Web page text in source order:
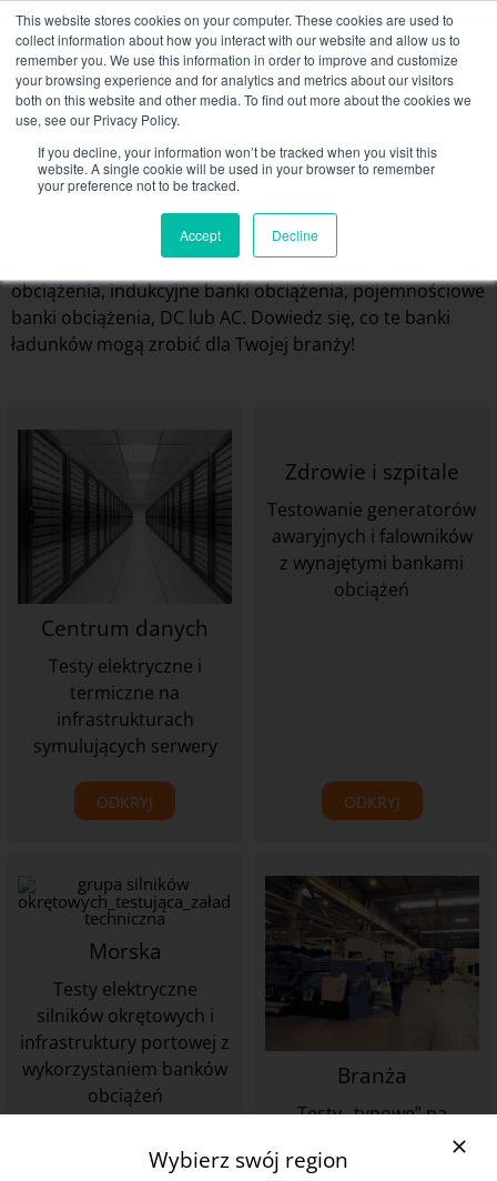
This website stores cookies on your computer. These cookies are used to
collect information about how you interact with our website and allow us to
remember you. We use this information in order to improve and customize
your browsing experience and for analytics and metrics about our visitors
both on this website and other media. To find out more about the cookies we
use, see our Privacy Policy.
If you decline, your information won’t be tracked when you visit this
website. A single cookie will be used in your browser to remember
your preference not to be tracked.
Accept Decline
content
NEW FLEET: Dostępne banki mocy 3,5 MW / MVA,
więcej informacji tutaj.
KONTAKT
Toggle
Usługi powiązane
Secteurs et solutions
Firma
Zasoby
Kalendarz
Różne sektory, z którymi
współpracujemy
Rentaload oferuje szeroką gamę banków obciążenia na
wynajem od 6kW do kilku MW: rezystancyjne banki
obciążenia, indukcyjne banki obciążenia, pojemnościowe
banki obciążenia, DC lub AC. Dowiedz się, co te banki
ładunków mogą zrobić dla Twojej branży!
Centrum danych
Testy elektryczne i
termiczne na
infrastrukturach
symulujących serwery
ODKRYJ
Zdrowie i szpitale
Testowanie generatorów
awaryjnych i falowników
z wynajętymi bankami
obciążeń
ODKRYJ
Morska
Testy elektryczne
silników okrętowych i
infrastruktury portowej z
wykorzystaniem banków
obciążeń
Branża
Testy „typowe” na
silnikach, akumulatorach,
falownikach lub na
Wybierz swój region